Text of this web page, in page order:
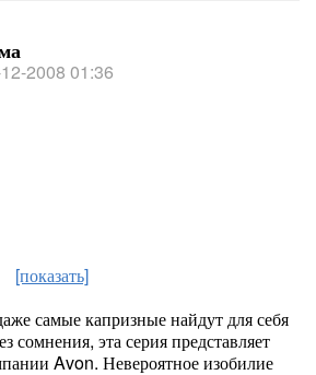
2008 01:36
[показать]
самые капризные найдут для себя
сомнения, эта серия представляет
Avon. Невероятное изобилие